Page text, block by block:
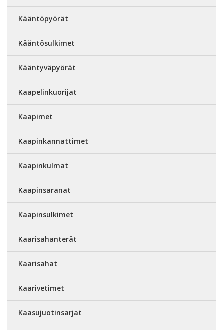
Kääntöpyörät
Kääntösulkimet
Kääntyväpyörät
Kaapelinkuorijat
Kaapimet
Kaapinkannattimet
Kaapinkulmat
Kaapinsaranat
Kaapinsulkimet
Kaarisahanterät
Kaarisahat
Kaarivetimet
Kaasujuotinsarjat